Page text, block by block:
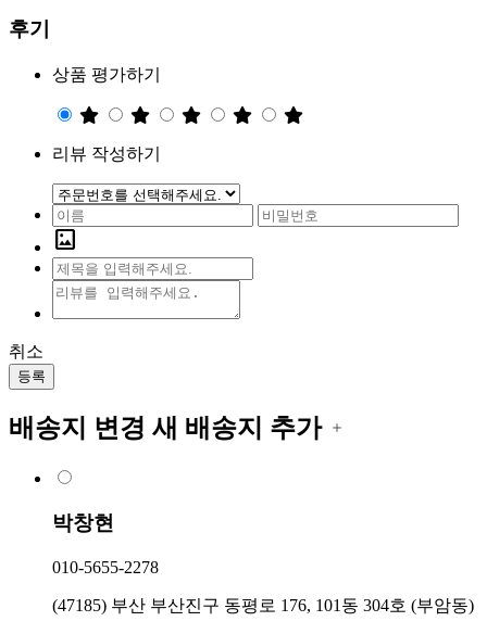
후기
상품 평가하기
리뷰 작성하기
imagesmode
취소
등록
배송지 변경 새 배송지 추가
박창현
010-5655-2278
(47185) 부산 부산진구 동평로 176, 101동 304호 (부암동)